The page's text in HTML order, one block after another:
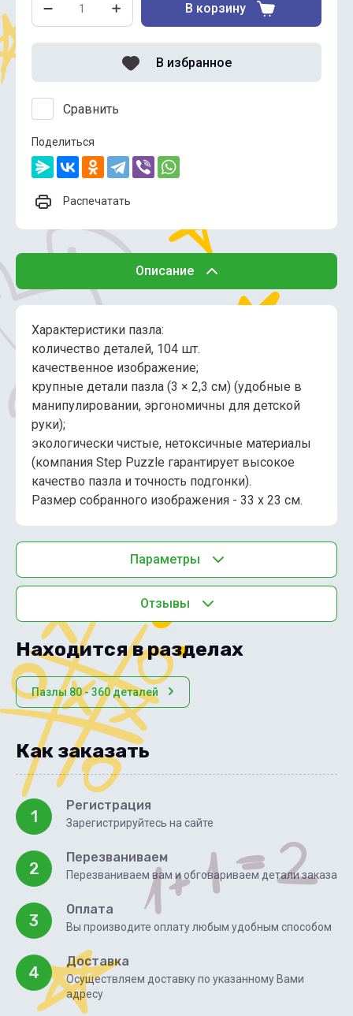
В корзину
Сравнить
В избранное
Поделиться
Распечатать
Описание
Характеристики пазла:
количество деталей, 104 шт.
качественное изображение;
крупные детали пазла (3 × 2,3 см) (удобные в
манипулировании, эргономичны для детской
руки);
экологически чистые, нетоксичные материалы
(компания Step Puzzle гарантирует высокое
качество пазла и точность подгонки).
Размер собранного изображения - 33 х 23 см.
Параметры
Отзывы
Находится в разделах
Пазлы 80 - 360 деталей
Как заказать
1
Регистрация
Зарегистрируйтесь на сайте
2
Перезваниваем
Перезваниваем вам и обговариваем детали заказа
3
Оплата
Вы производите оплату любым удобным способом
4
Доставка
Осуществляем доставку по указанному Вами
адресу